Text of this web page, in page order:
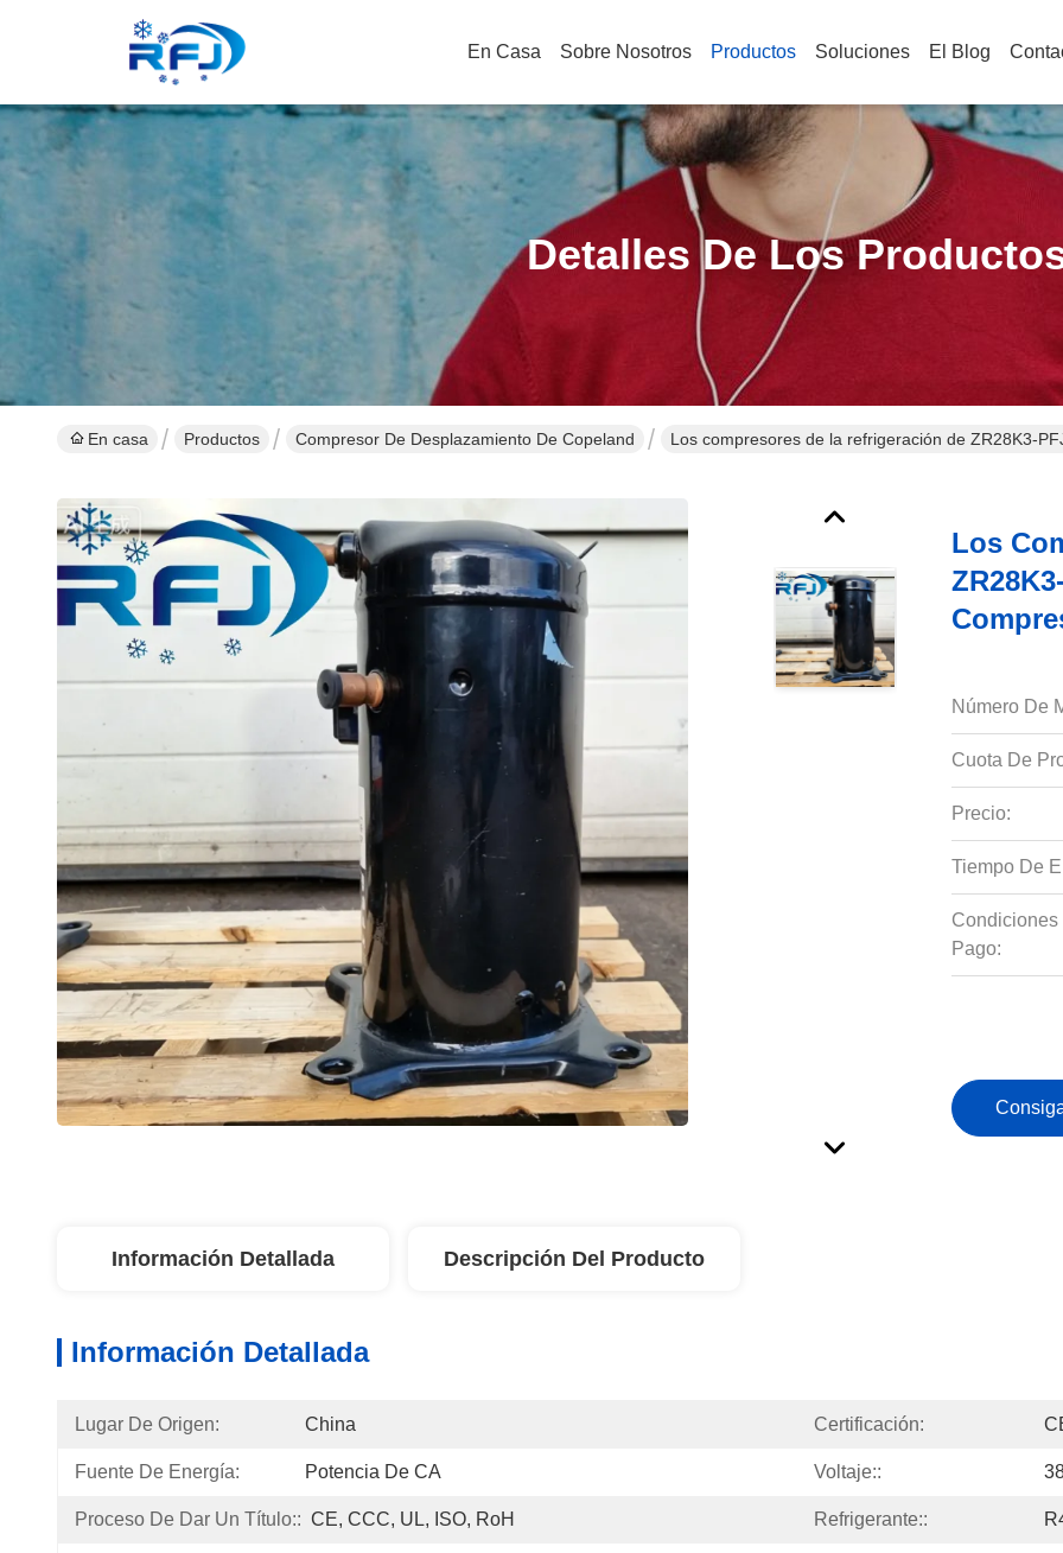
En Casa Sobre Nosotros Productos Soluciones El Blog
Detalles De Los
En casa Productos Compresor De Desplazamiento De Copeland
Los
Número De
Cuota De
Precio:
Tiempo De
Condiciones
Pago:
Información Detallada Descripción Del Producto
Información Detallada
Lugar De Origen: China Certificación:
Fuente De Energía: Potencia De CA Voltaje::
Proceso De Dar Un Título:: CE, CCC, UL, ISO, RoH Refrigerante::